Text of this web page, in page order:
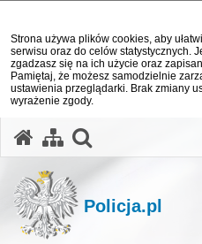
Strona używa plików cookies, aby
serwisu oraz do celów statystycznych.
zgadzasz się na ich użycie oraz
Pamiętaj, że możesz samodzielnie
ustawienia przeglądarki. Brak zmiany
wyrażenie zgody.
Policja.pl